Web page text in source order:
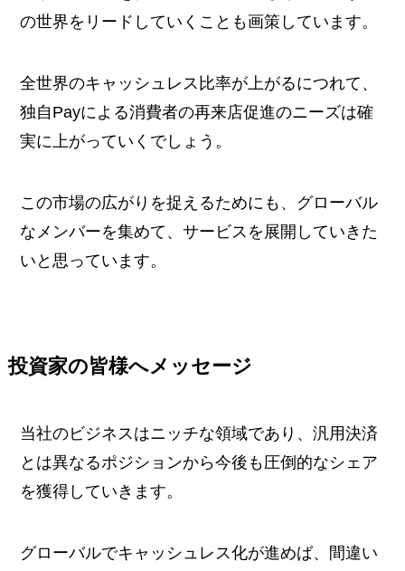
の世界をリードしていくことも画策しています。
全世界のキャッシュレス比率が上がるにつれて、
独自Payによる消費者の再来店促進のニーズは確
実に上がっていくでしょう。
この市場の広がりを捉えるためにも、グローバル
なメンバーを集めて、サービスを展開していきた
いと思っています。
投資家の皆様へメッセージ
当社のビジネスはニッチな領域であり、汎用決済
とは異なるポジションから今後も圧倒的なシェア
を獲得していきます。
グローバルでキャッシュレス化が進めば、間違い